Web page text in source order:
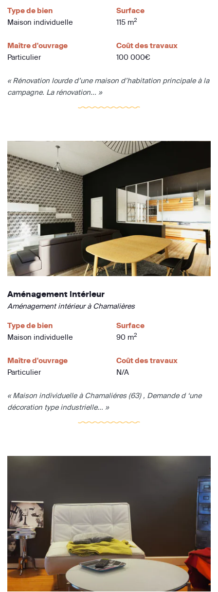
Type de bien
Maison individuelle
Surface
115 m2
Maître d'ouvrage
Particulier
Coût des travaux
100 000€
« Rénovation lourde d’une maison d’habitation principale à la
campagne. La rénovation... »
Aménagement intérieur
Aménagement intérieur à Chamalières
Type de bien
Maison individuelle
Surface
90 m2
Maître d'ouvrage
Particulier
Coût des travaux
N/A
« Maison individuelle à Chamaliéres (63) , Demande d ‘une
décoration type industrielle... »